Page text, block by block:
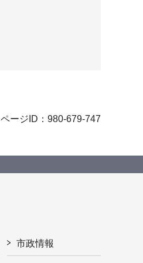
ページID：980-679-747
市政情報